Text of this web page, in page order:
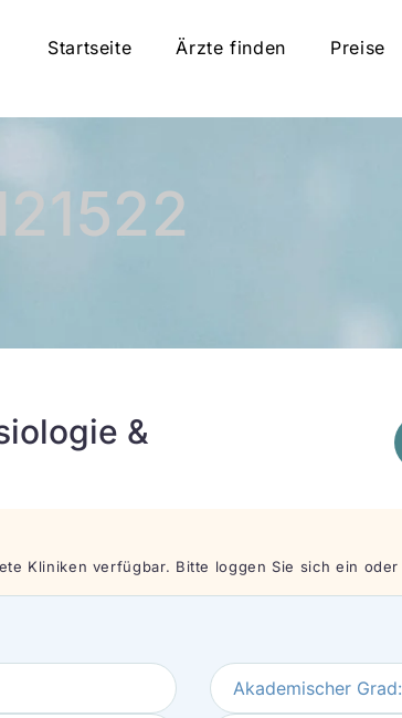
Startseite Ärzte finden Preise
&
Kliniken verfügbar. Bitte loggen Sie sich ein
Akademischer